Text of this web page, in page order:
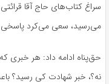
سراغ کتاب‌های حاج آقا
می‌رسید، سعی می‌کرد پاسخی
حق‌پناه ادامه داد: هر خبری
نه؟، خبر شهادت کی رسید؟